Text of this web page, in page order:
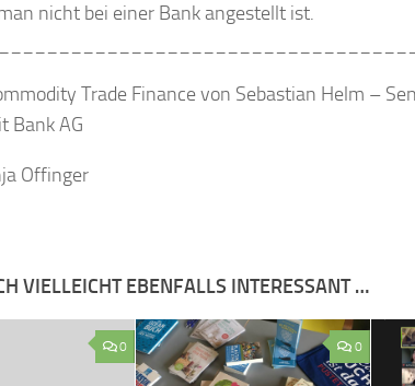
nicht bei einer Bank angestellt ist.
Trade Finance von Sebastian Helm –
Bank AG
Offinger
VIELLEICHT EBENFALLS INTERESSANT …
0 0